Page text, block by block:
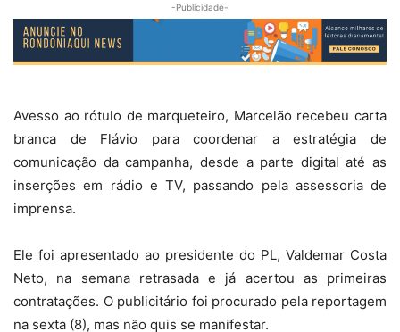
-Publicidade-
Avesso ao rótulo de marqueteiro, Marcelão recebeu carta
branca de Flávio para coordenar a estratégia de
comunicação da campanha, desde a parte digital até as
inserções em rádio e TV, passando pela assessoria de
imprensa.
Ele foi apresentado ao presidente do PL, Valdemar Costa
Neto, na semana retrasada e já acertou as primeiras
contratações. O publicitário foi procurado pela reportagem
na sexta (8), mas não quis se manifestar.